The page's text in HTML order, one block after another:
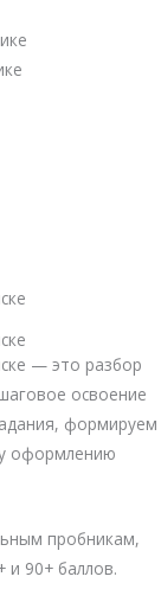
— это разбор
освоение
формируем
оформлению
пробникам,
и 90+ баллов.